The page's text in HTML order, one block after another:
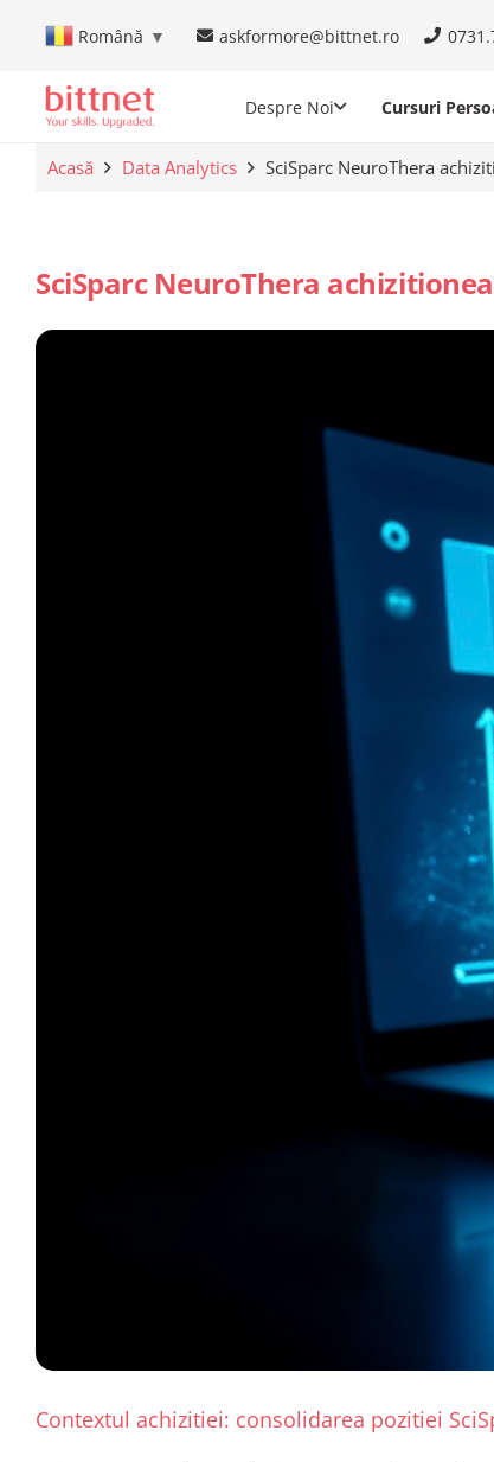
Română ▼ askformore@bittnet.ro
Despre Noi Cursuri
Acasă Data Analytics SciSparc NeuroThera
SciSparc NeuroThera
Contextul achizitiei: consolidarea pozitiei